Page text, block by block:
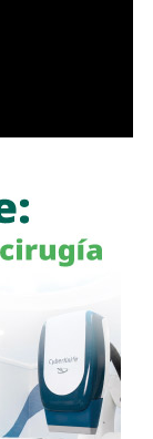
no se
esas
en SLP